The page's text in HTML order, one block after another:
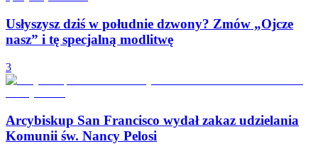
Usłyszysz dziś w południe dzwony? Zmów „Ojcze
nasz” i tę specjalną modlitwę
3
Arcybiskup San Francisco wydał zakaz udzielania
Komunii św. Nancy Pelosi